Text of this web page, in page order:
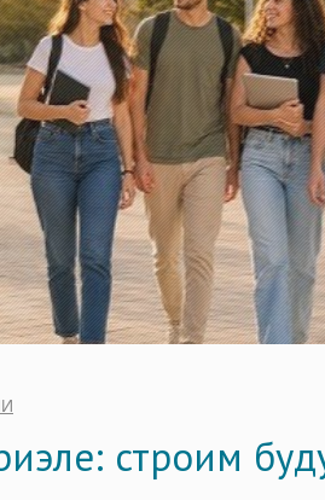
строим